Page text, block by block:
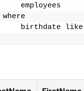
employees
where
birthdate like